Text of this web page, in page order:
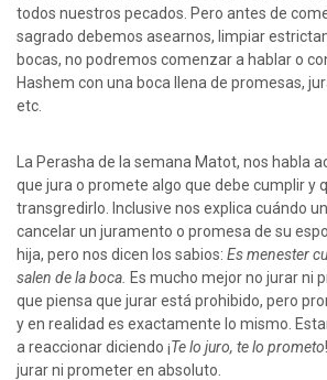
todos nuestros pecados. Pero antes de
sagrado debemos asearnos, limpiar
bocas, no podremos comenzar a hablar o
Hashem con una boca llena de promesas,
etc.
La Perasha de la semana Matot, nos habla
que jura o promete algo que debe cumplir y
transgredirlo. Inclusive nos explica cuándo
cancelar un juramento o promesa de su
hija, pero nos dicen los sabios: Es menester
salen de la boca. Es mucho mejor no jurar ni
que piensa que jurar está prohibido, pero
y en realidad es exactamente lo mismo.
a reaccionar diciendo ¡Te lo juro, te lo prometo
jurar ni prometer en absoluto.